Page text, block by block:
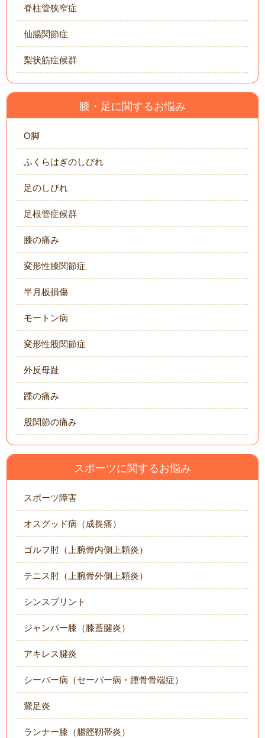
脊柱管狭窄症
仙腸関節症
梨状筋症候群
膝・足に関するお悩み
O脚
ふくらはぎのしびれ
足のしびれ
足根管症候群
膝の痛み
変形性膝関節症
半月板損傷
モートン病
変形性股関節症
外反母趾
踵の痛み
股関節の痛み
スポーツに関するお悩み
スポーツ障害
オスグッド病（成長痛）
ゴルフ肘（上腕骨内側上顆炎）
テニス肘（上腕骨外側上顆炎）
シンスプリント
ジャンパー膝（膝蓋腱炎）
アキレス腱炎
シーバー病（セーバー病・踵骨骨端症）
鵞足炎
ランナー膝（腸脛靭帯炎）